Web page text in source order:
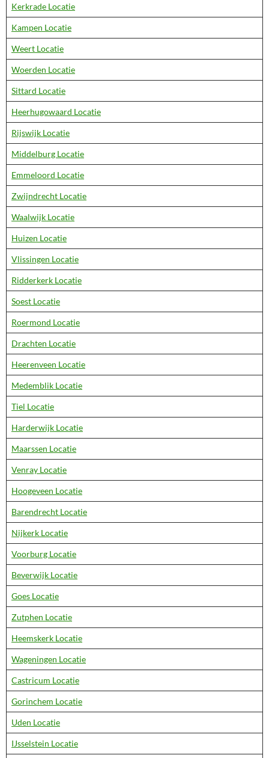
Kerkrade Locatie
Kampen Locatie
Weert Locatie
Woerden Locatie
Sittard Locatie
Heerhugowaard Locatie
Rijswijk Locatie
Middelburg Locatie
Emmeloord Locatie
Zwijndrecht Locatie
Waalwijk Locatie
Huizen Locatie
Vlissingen Locatie
Ridderkerk Locatie
Soest Locatie
Roermond Locatie
Drachten Locatie
Heerenveen Locatie
Medemblik Locatie
Tiel Locatie
Harderwijk Locatie
Maarssen Locatie
Venray Locatie
Hoogeveen Locatie
Barendrecht Locatie
Nijkerk Locatie
Voorburg Locatie
Beverwijk Locatie
Goes Locatie
Zutphen Locatie
Heemskerk Locatie
Wageningen Locatie
Castricum Locatie
Gorinchem Locatie
Uden Locatie
IJsselstein Locatie